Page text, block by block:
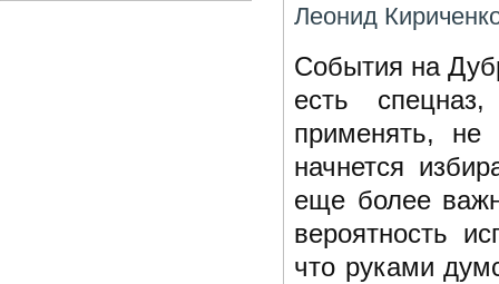
Леонид
События на
есть
применять, не
начнется
еще более
вероятность
что руками